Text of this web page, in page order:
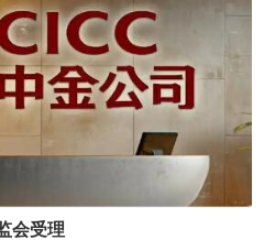
会受理